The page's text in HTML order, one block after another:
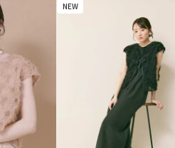
NEW